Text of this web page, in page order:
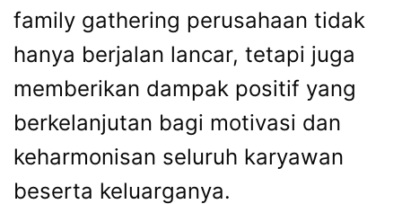
family gathering perusahaan tidak
hanya berjalan lancar, tetapi juga
memberikan dampak positif yang
berkelanjutan bagi motivasi dan
keharmonisan seluruh karyawan
beserta keluarganya.